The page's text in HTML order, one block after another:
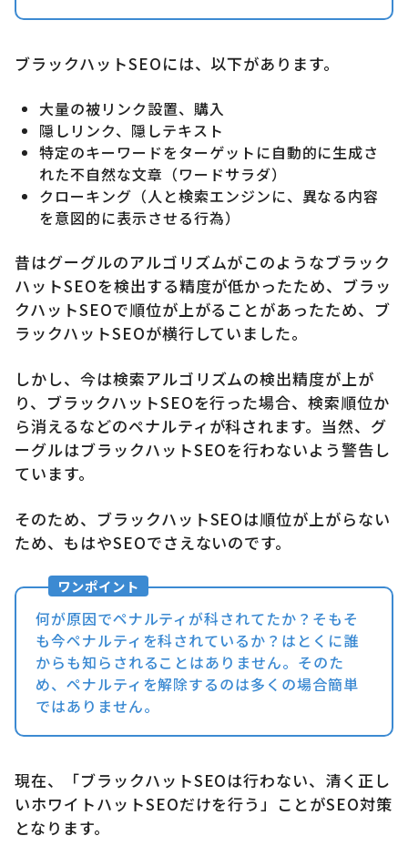
ブラックハットSEOには、以下があります。
大量の被リンク設置、購入
隠しリンク、隠しテキスト
特定のキーワードをターゲットに自動的に生成さ
れた不自然な文章（ワードサラダ）
クローキング（人と検索エンジンに、異なる内容
を意図的に表示させる行為）
昔はグーグルのアルゴリズムがこのようなブラック
ハットSEOを検出する精度が低かったため、ブラッ
クハットSEOで順位が上がることがあったため、ブ
ラックハットSEOが横行していました。
しかし、今は検索アルゴリズムの検出精度が上が
り、ブラックハットSEOを行った場合、検索順位か
ら消えるなどのペナルティが科されます。当然、グ
ーグルはブラックハットSEOを行わないよう警告し
ています。
そのため、ブラックハットSEOは順位が上がらない
ため、もはやSEOでさえないのです。
何が原因でペナルティが科されてたか？そもそ
も今ペナルティを科されているか？はとくに誰
からも知らされることはありません。そのた
め、ペナルティを解除するのは多くの場合簡単
ではありません。
現在、「ブラックハットSEOは行わない、清く正し
いホワイトハットSEOだけを行う」ことがSEO対策
となります。